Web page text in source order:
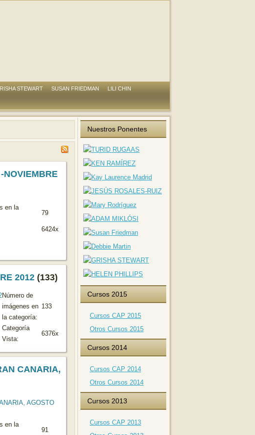
STEWART SUSAN FRIEDMAN LILI CHIN
NOVIEMBRE
en la
79
6424x
2012 (133)
Número de
imágenes en
la categoría:
133
Categoría
Vista:
6376x
CANARIA,
en la
91
Nuestros Ponentes
Cursos 2015
Cursos CAP 2015
Otros Cursos 2015
Cursos 2014
Cursos CAP 2014
Otros Cursos 2014
Cursos 2013
Cursos CAP 2013